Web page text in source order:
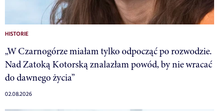
HISTORIE
„W Czarnogórze miałam tylko odpocząć po rozwodzie.
Nad Zatoką Kotorską znalazłam powód, by nie wracać
do dawnego życia”
02.08.2026